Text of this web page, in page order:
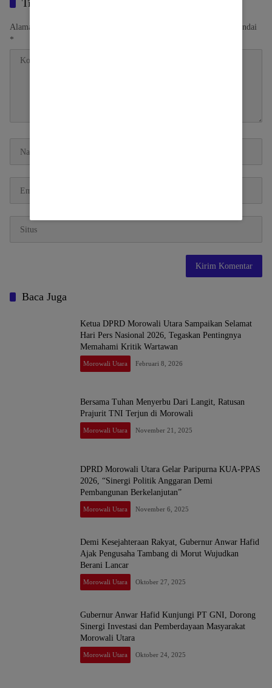
Tinggalkan Balasan
Alamat email Anda tidak akan dipublikasikan.
Ruas yang wajib ditandai
*
Baca Juga
Ketua DPRD Morowali Utara Sampaikan Selamat
Hari Pers Nasional 2026, Tegaskan Pentingnya
Memahami Kritik Wartawan
Morowali Utara Februari 8, 2026
Bersama Tuhan Menyerbu Dari Langit, Ratusan
Prajurit TNI Terjun di Morowali
Morowali Utara November 21, 2025
DPRD Morowali Utara Gelar Paripurna KUA-PPAS
2026, “Sinergi Politik Anggaran Demi
Pembangunan Berkelanjutan”
Morowali Utara November 6, 2025
Demi Kesejahteraan Rakyat, Gubernur Anwar Hafid
Ajak Pengusaha Tambang di Morut Wujudkan
Berani Lancar
Morowali Utara Oktober 27, 2025
Gubernur Anwar Hafid Kunjungi PT GNI, Dorong
Sinergi Investasi dan Pemberdayaan Masyarakat
Morowali Utara
Morowali Utara Oktober 24, 2025